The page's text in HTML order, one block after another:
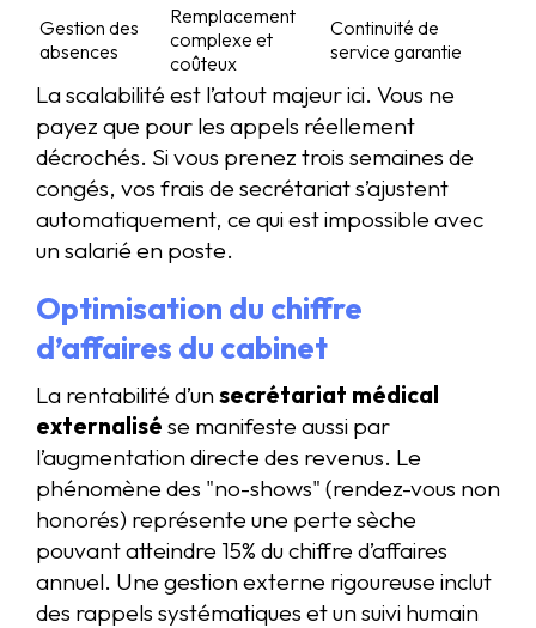
Gestion des
absences
Remplacement
complexe et
coûteux
Continuité de
service garantie
La scalabilité est l’atout majeur ici. Vous ne
payez que pour les appels réellement
décrochés. Si vous prenez trois semaines de
congés, vos frais de secrétariat s’ajustent
automatiquement, ce qui est impossible avec
un salarié en poste.
Optimisation du chiffre
d’affaires du cabinet
La rentabilité d’unsecrétariat médical
externalisé se manifeste aussi par
l’augmentation directe des revenus. Le
phénomène des "no-shows" (rendez-vous non
honorés) représente une perte sèche
pouvant atteindre 15% du chiffre d’affaires
annuel. Une gestion externe rigoureuse inclut
des rappels systématiques et un suivi humain